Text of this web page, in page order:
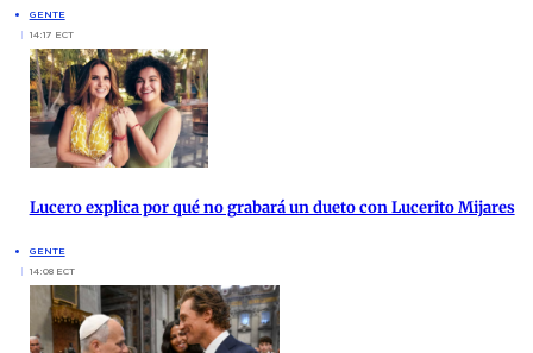
GENTE
14:17 ECT
Lucero explica por qué no grabará un dueto con Lucerito Mijares
GENTE
14:08 ECT